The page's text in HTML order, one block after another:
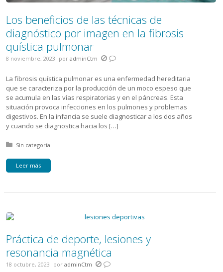
Los beneficios de las técnicas de
diagnóstico por imagen en la fibrosis
quística pulmonar
8 noviembre, 2023 por adminCtm
La fibrosis quística pulmonar es una enfermedad hereditaria
que se caracteriza por la producción de un moco espeso que
se acumula en las vías respiratorias y en el páncreas. Esta
situación provoca infecciones en los pulmones y problemas
digestivos. En la infancia se suele diagnosticar a los dos años
y cuando se diagnostica hacia los […]
Posted in:
Sin categoría
Leer más
Práctica de deporte, lesiones y
resonancia magnética
18 octubre, 2023 por adminCtm